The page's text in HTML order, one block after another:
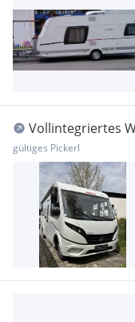
Vollintegriertes
6717 EB Automatik,
gültiges Pickerl